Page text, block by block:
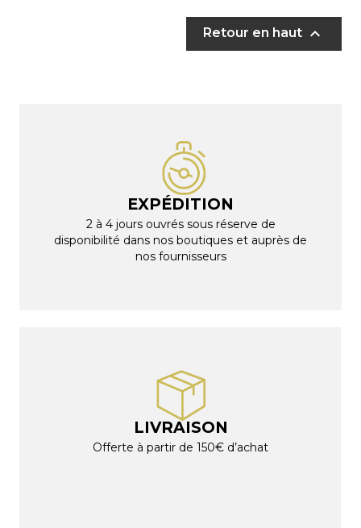
Retour en haut 
EXPÉDITION
2 à 4 jours ouvrés sous réserve de
disponibilité dans nos boutiques et auprès de
nos fournisseurs
LIVRAISON
Offerte à partir de 150€ d’achat